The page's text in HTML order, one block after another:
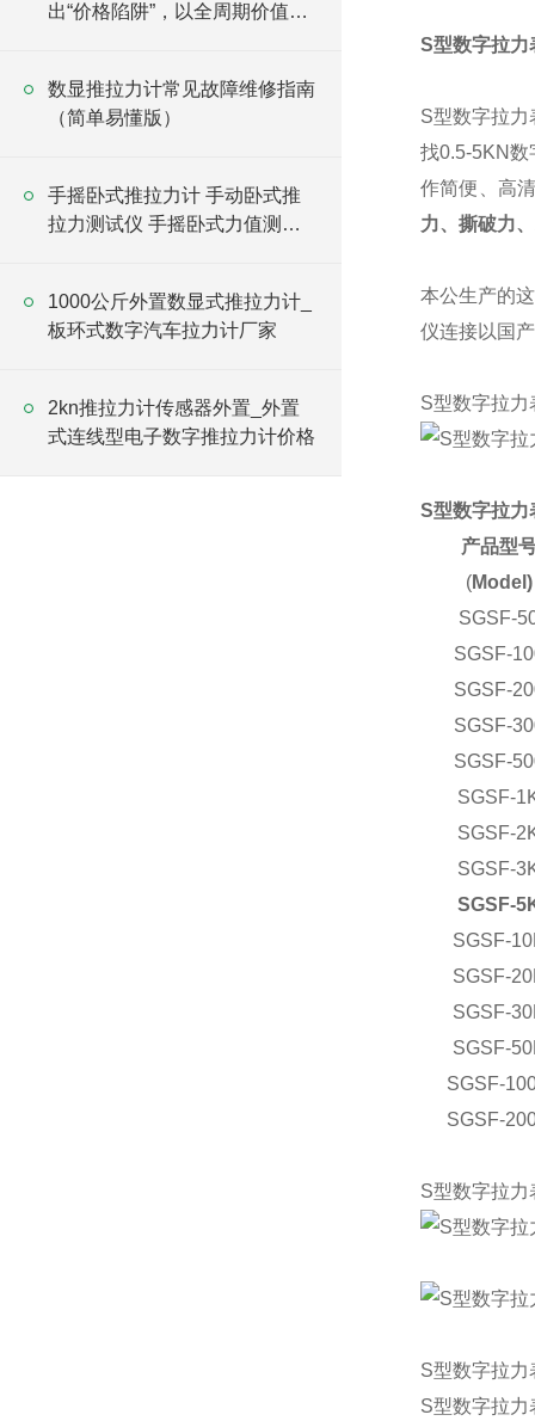
出“价格陷阱”，以全周期价值为
数显推拉力计常见故障维修指南
（简单易懂版）
手摇卧式推拉力计 手动卧式推
拉力测试仪 手摇卧式力值测量
1000公斤外置数显式推拉力计_
板环式数字汽车拉力计厂家
2kn推拉力计传感器外置_外置
式连线型电子数字推拉力计价格
S型数字拉力
S型数字拉力
找0.5-5KN
作简便、高
力、撕破力
本公生产的
仪连接以国
S型数字拉力
S型数字拉力
产品型
(Model)
SGSF-
SGSF-
SGSF-
SGSF-
SGSF-
SGSF-
SGSF-
SGSF-
SGSF-
SGSF-
SGSF-
SGSF-
SGSF-
SGSF-
SGSF-
S型数字拉力
S型数字拉力
S型数字拉